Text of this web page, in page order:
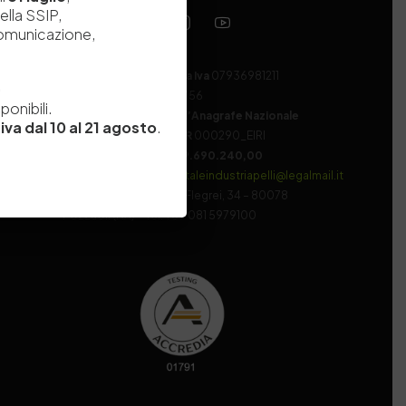
Codice fiscale e Partita Iva 07936981211
Codice di iscrizione all’Anagrafe Nazionale
delle Ricerche del MIUR
000290_EIRI
9.690.240,00
stazionesperimentaleindustriapelli@legalmail.it
Via Campi Flegrei, 34 – 80078
Pozzuoli (NA) – Tel. +39 081 5979100
SSIP,
dal 10 al 21 agosto.